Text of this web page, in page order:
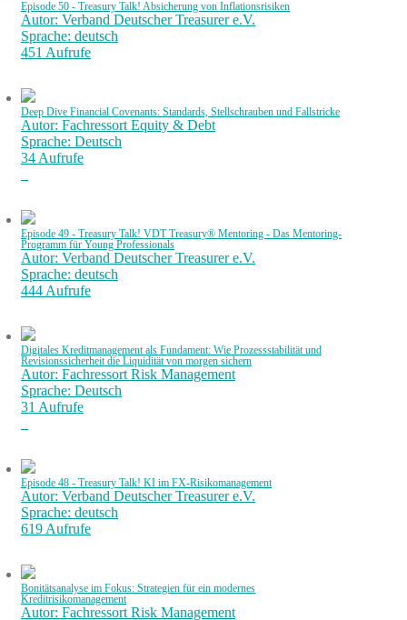
Episode 50 - Treasury Talk! Absicherung von Inflationsrisiken
Autor: Verband Deutscher Treasurer e.V.
Sprache: deutsch
451 Aufrufe
Deep Dive Financial Covenants: Standards, Stellschrauben und Fallstricke
Autor: Fachressort Equity & Debt
Sprache: Deutsch
34 Aufrufe
Episode 49 - Treasury Talk! VDT Treasury® Mentoring - Das Mentoring-
Programm für Young Professionals
Autor: Verband Deutscher Treasurer e.V.
Sprache: deutsch
444 Aufrufe
Digitales Kreditmanagement als Fundament: Wie Prozessstabilität und
Revisionssicherheit die Liquidität von morgen sichern
Autor: Fachressort Risk Management
Sprache: Deutsch
31 Aufrufe
Episode 48 - Treasury Talk! KI im FX-Risikomanagement
Autor: Verband Deutscher Treasurer e.V.
Sprache: deutsch
619 Aufrufe
Bonitätsanalyse im Fokus: Strategien für ein modernes
Kreditrisikomanagement
Autor: Fachressort Risk Management